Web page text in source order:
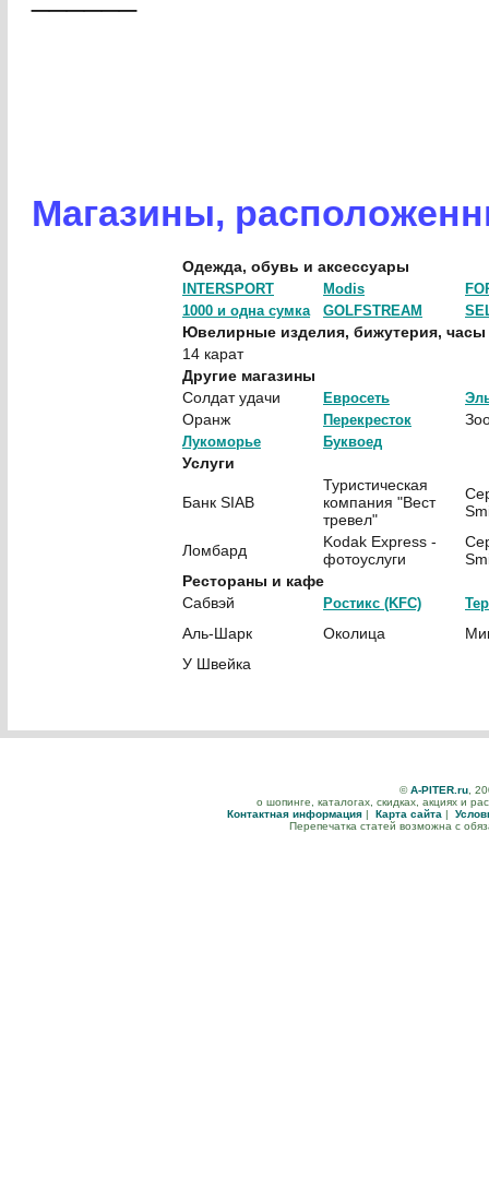
Магазины,
Одежда, обувь и аксессуары
INTERSPORT Modis
1000 и одна сумка
GOLFSTREAM
Ювелирные изделия, бижутерия, часы
14 карат
Другие магазины
Солдат удачи
Евросеть
Оранж Перекресток
Лукоморье Буквоед
Услуги
Банк SIAB
Туристическая
компания "Вест
тревел"
Ломбард
Kodak Express -
фотоуслуги
Рестораны и кафе
Сабвэй
Ростикс (KFC)
Аль-Шарк Околица
У Швейка
©A-PITER.ru,
о шопинге, каталогах, скидках, акциях и
Контактная информация | Карта сайта |
Перепечатка статей возможна с